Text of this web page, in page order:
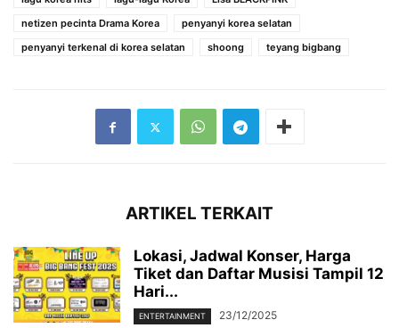
netizen pecinta Drama Korea
penyanyi korea selatan
penyanyi terkenal di korea selatan
shoong teyang bigbang
ARTIKEL TERKAIT
Lokasi, Jadwal Konser, Harga
Tiket dan Daftar Musisi Tampil 12
Hari...
ENTERTAINMENT 23/12/2025